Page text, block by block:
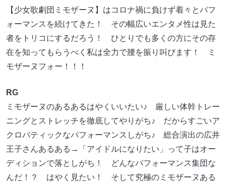
【少女歌劇団ミモザーヌ】はコロナ禍に負けず着々とパフ
ォーマンスを続けてきた！ その幅広いエンタメ性は見た
者をトリコにするだろう！ ひとりでも多くの方にその存
在を知ってもらうべく私は全力で腰を振り叫びます！ ミ
モザーヌフォー！！！
RG
ミモザーヌのあるあるはやくいいたい♪ 厳しい体幹トレー
ニングとストレッチを徹底してやりがち♪ だからすごいア
クロバティックなパフォーマンスしがち♪ 総合演出の広井
王子さんあるある→「アイドルになりたい」って子はオー
ディションで落としがち！ どんなパフォーマンス集団な
んだ！？ はやく見たい！ そして究極のミモザーヌある